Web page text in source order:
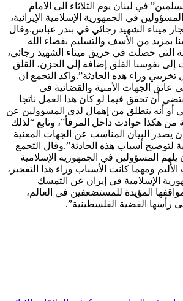
في لبنان يوم الثلاثاء الى الامام
في الجمهورية الإسلامية الإيرانية،
ميناء الشهيد رجائي في بندر عباس.وقال
بمزيد من الأسف والتسليم بقضاء الله
التي حصلت في حريق ميناء الشهيد رجائي،
إلى نفوسنا القلق إضافة إلى الحزن، القلق
وراء هذه الحادثة”.واكد التجمع ان
عاتق الجهات الأمنية والقضائية في
أن تحقق فيما لو كان هذا العمل ناتجا
أو أنه ينطلق من إهمال لدى المسؤولين عن
من هكذا حوادث داخل المرفأ”، وتابع “لذلك
يصدر البيان المناسب عن الجهات المعنية
لتوضيح أسباب هذه الحادثة”.وقال التجمع
المسؤولين في الجمهورية الإسلامية
الأليم ومهما كانت الأسباب وراء هذا التفجير،
الإسلامية في إيران عن التمسك
المؤيدة للمستضعفين في العالم،
رأسها القضية الفلسطينية”.